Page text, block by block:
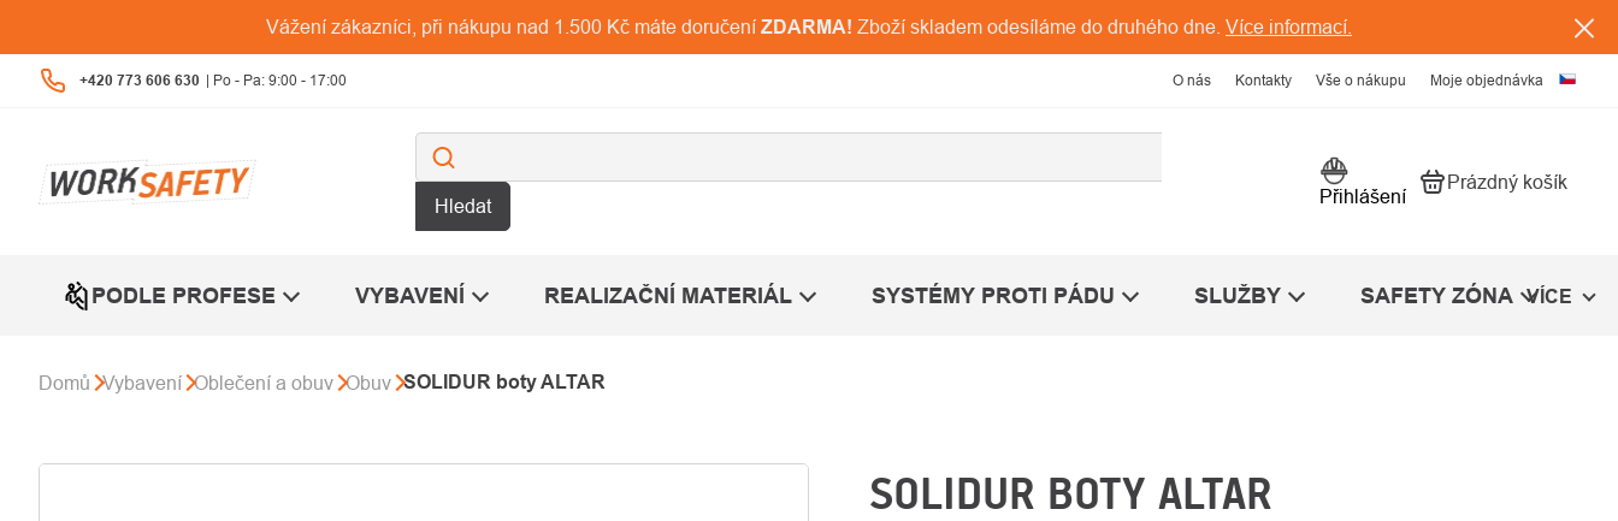
obsah
Vážení zákazníci, při nákupu nad 1.500 Kč máte doručení ZDARMA! Zboží skladem odesíláme do druhého dne. Více informací.
+420 773 606 630 O nás Kontakty Vše o nákupu Moje objednávka
Hledat Přihlášení Nákupní košík
Prázdný košík
PODLE PROFESE VYBAVENÍ REALIZAČNÍ MATERIÁL SYSTÉMY PROTI PÁDU SLUŽBY SAFETY ZÓNA VÍCE
Domů Vybavení Oblečení a obuv Obuv SOLIDUR boty ALTAR
SOLIDUR BOTY ALTAR